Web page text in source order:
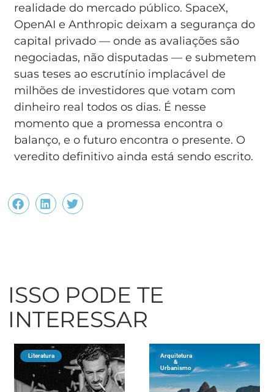
realidade do mercado público. SpaceX,
OpenAI e Anthropic deixam a segurança do
capital privado — onde as avaliações são
negociadas, não disputadas — e submetem
suas teses ao escrutínio implacável de
milhões de investidores que votam com
dinheiro real todos os dias. É nesse
momento que a promessa encontra o
balanço, e o futuro encontra o presente. O
veredito definitivo ainda está sendo escrito.
ISSO PODE TE
INTERESSAR
Literatura
Arquitetura
&
Urbanismo